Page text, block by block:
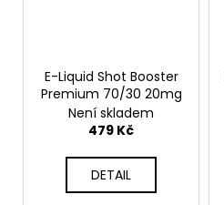
E-Liquid Shot Booster
Premium 70/30 20mg
Není skladem
479 Kč
DETAIL